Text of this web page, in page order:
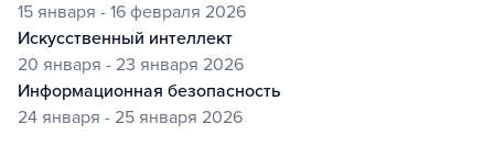
15 января - 16 февраля 2026
искусственный интеллект
20 января - 23 января 2026
информационная безопасность
24 января - 25 января 2026